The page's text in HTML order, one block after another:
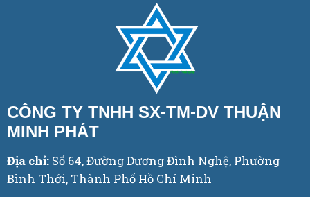
CÔNG TY TNHH SX-TM-DV THUẬN
MINH PHÁT
Địa chỉ: Số 64, Đường Dương Đình Nghệ, Phường
Bình Thới, Thành Phố Hồ Chí Minh